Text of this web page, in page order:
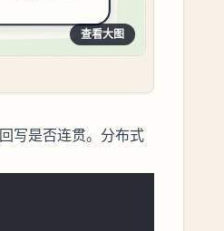
查看大图
写是否连贯。分布式